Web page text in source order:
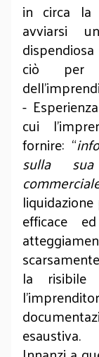
in circa la
avviarsi
ciò per
-
cui
fornire: “
sulla
efficace
la risibile
esaustiva.